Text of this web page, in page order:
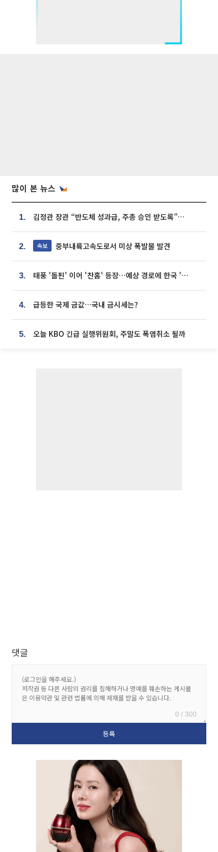
많이 본 뉴스
1. 김정관 장관 “반도체 성과급, 주총 승인 받도록”…상법·자본시장법 개정 시사
2. 속보 중부내륙고속도로서 미상 폭발물 발견
3. 태풍 '돌핀' 이어 '찬홈' 등장…예상 경로에 한국 '한숨'
4. 급등한 국제 금값…국내 금시세는?
5. 오늘 KBO 긴급 실행위원회, 주말도 폭염취소 될까
댓글
0 / 300